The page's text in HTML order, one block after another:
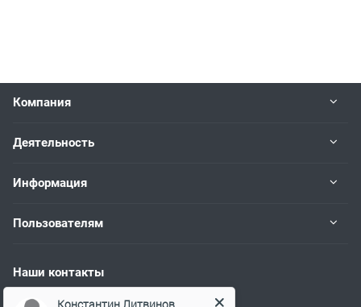
Компания
Деятельность
Информация
Пользователям
Наши контакты
+7 (383) 383-02-94